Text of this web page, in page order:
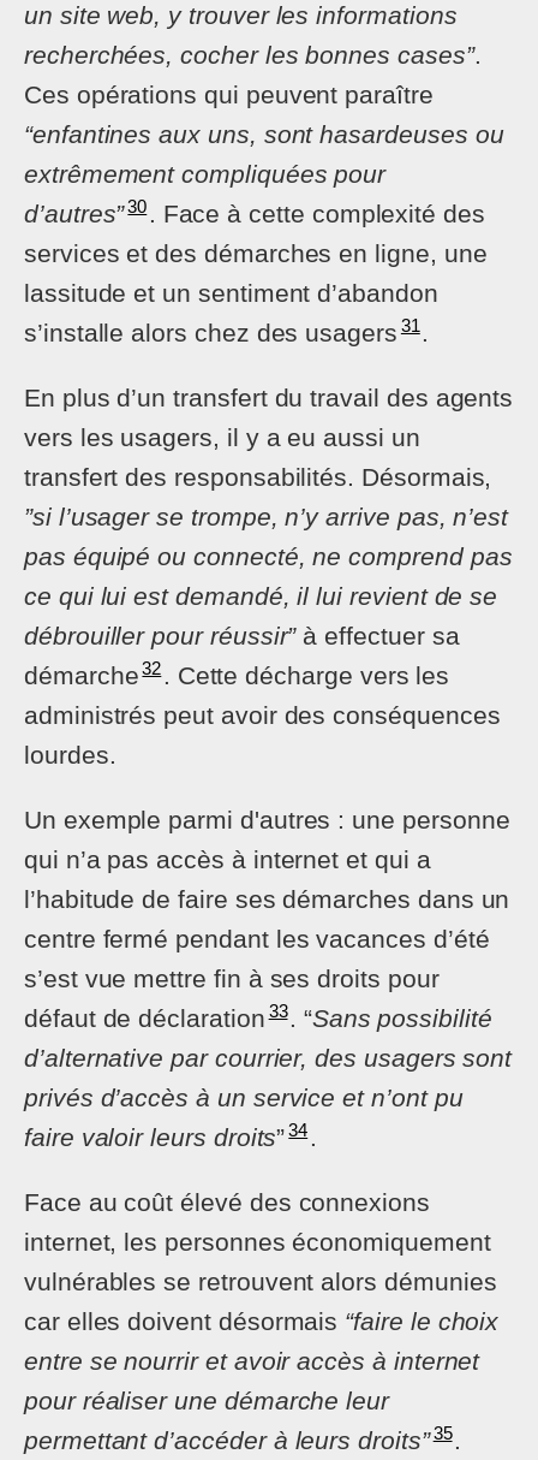
un site web, y trouver les informations
recherchées, cocher les bonnes cases”.
Ces opérations qui peuvent paraître
“enfantines aux uns, sont hasardeuses ou
extrêmement compliquées pour
d’autres”30 . Face à cette complexité des
services et des démarches en ligne, une
lassitude et un sentiment d’abandon
s’installe alors chez des usagers 31 .
En plus d’un transfert du travail des agents
vers les usagers, il y a eu aussi un
transfert des responsabilités. Désormais,
”si l’usager se trompe, n’y arrive pas, n’est
pas équipé ou connecté, ne comprend pas
ce qui lui est demandé, il lui revient de se
débrouiller pour réussir”à effectuer sa
démarche 32 . Cette décharge vers les
administrés peut avoir des conséquences
lourdes.
Un exemple parmi d'autres : une personne
qui n’a pas accès à internet et qui a
l’habitude de faire ses démarches dans un
centre fermé pendant les vacances d’été
s’est vue mettre fin à ses droits pour
défaut de déclaration 33 . “Sans possibilité
d’alternative par courrier, des usagers sont
privés d’accès à un service et n’ont pu
faire valoir leurs droits” 34 .
Face au coût élevé des connexions
internet, les personnes économiquement
vulnérables se retrouvent alors démunies
car elles doivent désormais “faire le choix
entre se nourrir et avoir accès à internet
pour réaliser une démarche leur
permettant d’accéder à leurs droits” 35 .